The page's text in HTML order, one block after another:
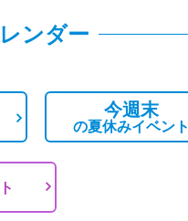
ンダー
今週末
の夏休みイベント